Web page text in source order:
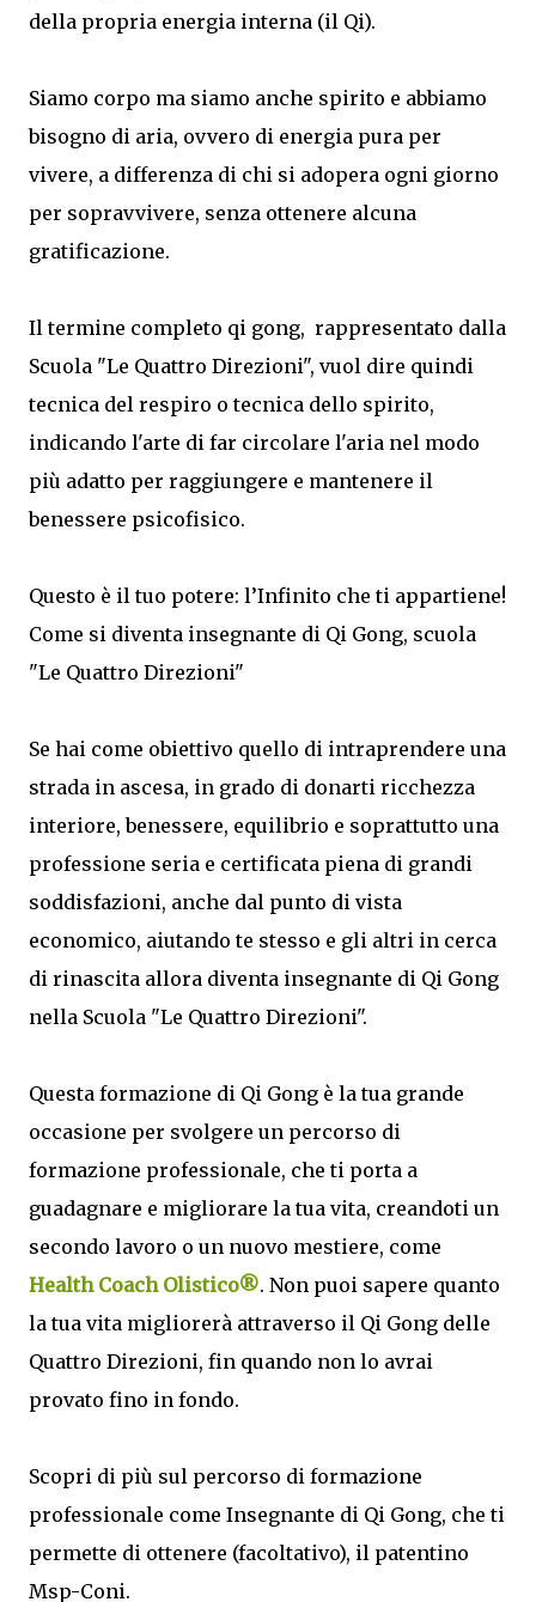
della propria energia interna (il Qi).
Siamo corpo ma siamo anche spirito e abbiamo
bisogno di aria, ovvero di energia pura per
vivere, a differenza di chi si adopera ogni giorno
per sopravvivere, senza ottenere alcuna
gratificazione.
Il termine completo qi gong, rappresentato dalla
Scuola "Le Quattro Direzioni", vuol dire quindi
tecnica del respiro o tecnica dello spirito,
indicando l'arte di far circolare l'aria nel modo
più adatto per raggiungere e mantenere il
benessere psicofisico.
Questo è il tuo potere: l’Infinito che ti appartiene!
Come si diventa insegnante di Qi Gong, scuola
"Le Quattro Direzioni"
Se hai come obiettivo quello di intraprendere una
strada in ascesa, in grado di donarti ricchezza
interiore, benessere, equilibrio e soprattutto una
professione seria e certificata piena di grandi
soddisfazioni, anche dal punto di vista
economico, aiutando te stesso e gli altri in cerca
di rinascita allora diventa insegnante di Qi Gong
nella Scuola "Le Quattro Direzioni".
Questa formazione di Qi Gong è la tua grande
occasione per svolgere un percorso di
formazione professionale, che ti porta a
guadagnare e migliorare la tua vita, creandoti un
secondo lavoro o un nuovo mestiere, come
Health Coach Olistico®. Non puoi sapere quanto
la tua vita migliorerà attraverso il Qi Gong delle
Quattro Direzioni, fin quando non lo avrai
provato fino in fondo.
Scopri di più sul percorso di formazione
professionale come Insegnante di Qi Gong, che ti
permette di ottenere (facoltativo), il patentino
Msp-Coni.